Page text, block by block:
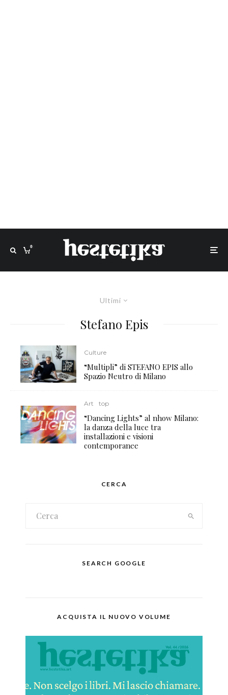
0
Ultimi
Stefano Epis
Culture
“Multipli” di STEFANO EPIS allo
Spazio Neutro di Milano
Art top
“Dancing Lights” al nhow Milano:
la danza della luce tra
installazioni e visioni
contemporanee
CERCA
SEARCH GOOGLE
ACQUISTA IL NUOVO VOLUME